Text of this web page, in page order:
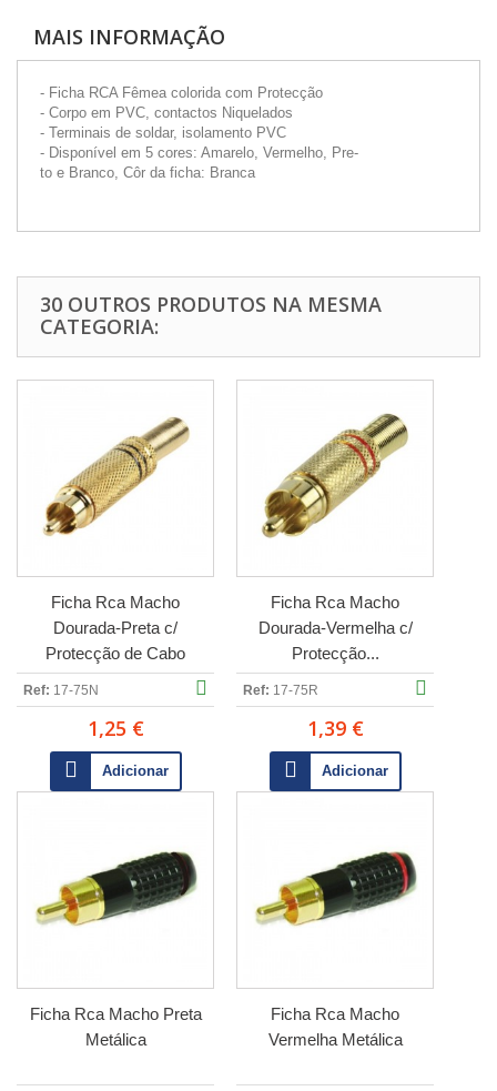
MAIS INFORMAÇÃO
- Ficha RCA Fêmea colorida com Protecção
- Corpo em PVC, contactos Niquelados
- Terminais de soldar, isolamento PVC
- Disponível em 5 cores: Amarelo, Vermelho, Pre-
to e Branco, Côr da ficha: Branca
30 OUTROS PRODUTOS NA MESMA
CATEGORIA:
Ficha Rca Macho
Dourada-Preta c/
Protecção de Cabo
Ref: 17-75N
1,25 €
Adicionar
Ficha Rca Macho
Dourada-Vermelha c/
Protecção...
Ref: 17-75R
1,39 €
Adicionar
Ficha Rca Macho Preta
Metálica
Ficha Rca Macho
Vermelha Metálica